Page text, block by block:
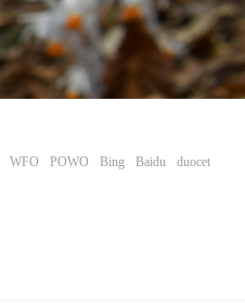
WFO POWO Bing Baidu duocet